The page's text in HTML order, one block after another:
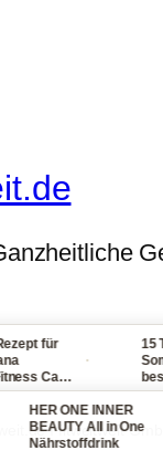
I fitweltweit
für
Carb
15
Hitze
HER ONE INNER
BEAUTY All in One
Nährstoffdrink